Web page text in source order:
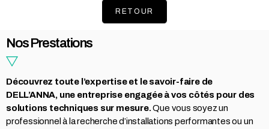
RETOUR
Nos Prestations
Découvrez toute l’expertise et le savoir-faire de
DELL’ANNA, une entreprise engagée à vos côtés pour des
solutions techniques sur mesure.Que vous soyez un
professionnel à la recherche d’installations performantes ou un